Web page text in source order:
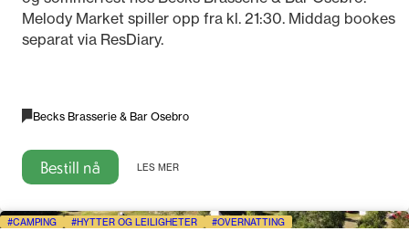
Melody Market spiller opp fra kl. 21:30. Middag bookes
separat via ResDiary.
Becks Brasserie & Bar Osebro
Bestill nå LES MER
CAMPING HYTTER OG LEILIGHETER OVERNATTING